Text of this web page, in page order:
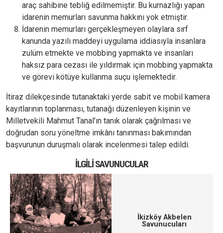
araç sahibine tebliğ edilmemiştir. Bu kurnazlığı yapan
idarenin memurları savunma hakkını yok etmiştir.
İdarenin memurları gerçekleşmeyen olaylara sırf
kanunda yazılı maddeyi uygulama iddiasıyla insanlara
zulüm etmekte ve mobbing yapmakta ve insanları
haksız para cezası ile yıldırmak için mobbing yapmakta
ve görevi kötüye kullanma suçu işlemektedir.
İtiraz dilekçesinde tutanaktaki yerde sabit ve mobil kamera
kayıtlarının toplanması, tutanağı düzenleyen kişinin ve
Milletvekili Mahmut Tanal’ın tanık olarak çağrılması ve
doğrudan soru yöneltme imkânı tanınması bakımından
başvurunun duruşmalı olarak incelenmesi talep edildi.
İLGILI SAVUNUCULAR
İkizköy Akbelen
Savunucuları